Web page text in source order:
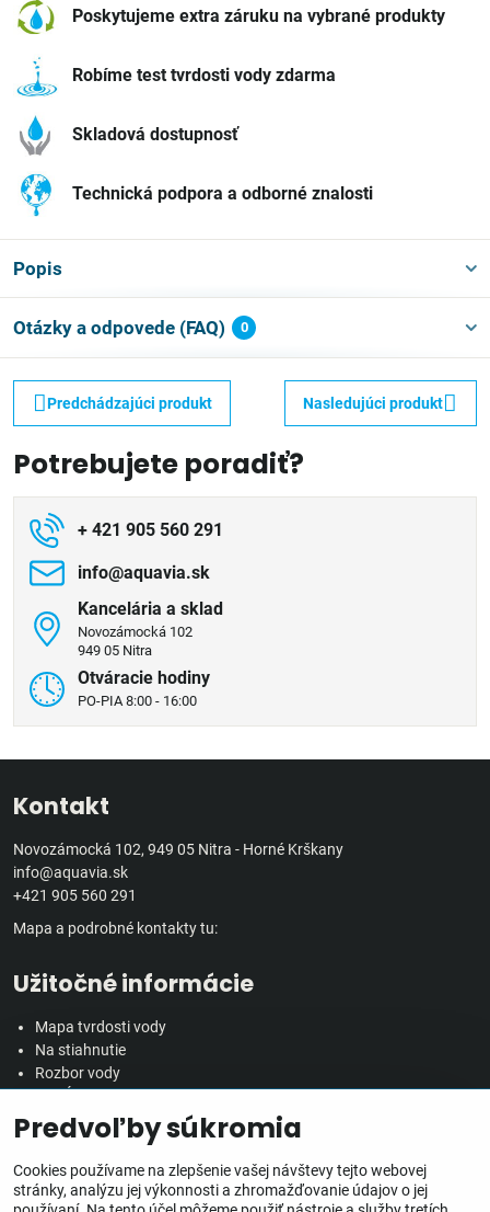
Poskytujeme extra záruku na vybrané produkty
Robíme test tvrdosti vody zdarma
Skladová dostupnosť
Technická podpora a odborné znalosti
Popis
Otázky a odpovede (FAQ) 0
Predchádzajúci produkt Nasledujúci produkt
Potrebujete poradiť?
+ 421 905 560 291
info​@aquavia​.sk
Kancelária a sklad
Novozámocká 102
949 05 Nitra
Otváracie hodiny
PO-PIA 8:00 - 16:00
Kontakt
Novozámocká 102, 949 05 Nitra - Horné Krškany
info@aquavia.sk
+421 905 560 291
Mapa a podrobné kontakty tu:
Užitočné informácie
Mapa tvrdosti vody
Na stiahnutie
Rozbor vody
Veľkoobchodná spolupráca
Všetko o nákupe
Predvoľby súkromia
Cookies používame na zlepšenie vašej návštevy tejto webovej
stránky, analýzu jej výkonnosti a zhromažďovanie údajov o jej